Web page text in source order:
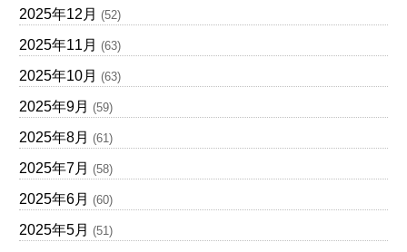
2025年12月 (52)
2025年11月 (63)
2025年10月 (63)
2025年9月 (59)
2025年8月 (61)
2025年7月 (58)
2025年6月 (60)
2025年5月 (51)